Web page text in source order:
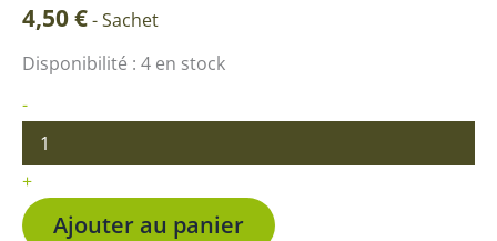
4,50€-Sachet
Disponibilité : 4 en stock
-
quantité
Laitue
Batavia
Reine
des
Glaces
BIO
+
Ajouter au panier